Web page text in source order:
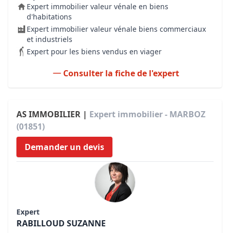
Expert immobilier valeur vénale en biens
d'habitations
Expert immobilier valeur vénale biens commerciaux
et industriels
Expert pour les biens vendus en viager
Consulter la fiche de l'expert
AS IMMOBILIER | Expert immobilier - MARBOZ
(01851)
Demander un devis
Expert
RABILLOUD SUZANNE